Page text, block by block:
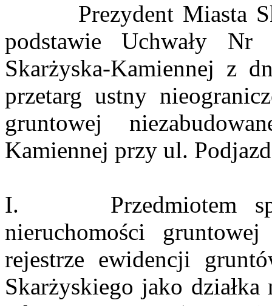
Prezydent Miasta
podstawie Uchwały
Skarżyska-Kamiennej z
przetarg ustny
gruntowej
Kamiennej przy ul.
I. Przedmiotem
nieruchomości
rejestrze ewidencji
Skarżyskiego jako